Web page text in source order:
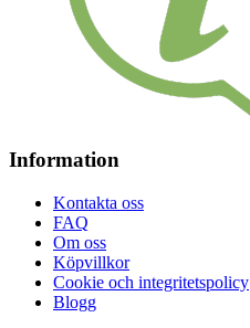
Information
Kontakta oss
FAQ
Om oss
Köpvillkor
Cookie och integritetspolicy
Blogg